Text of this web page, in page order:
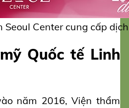
Seoul Center cung cấp
Quốc tế Linh
năm 2016, Viện thẩm